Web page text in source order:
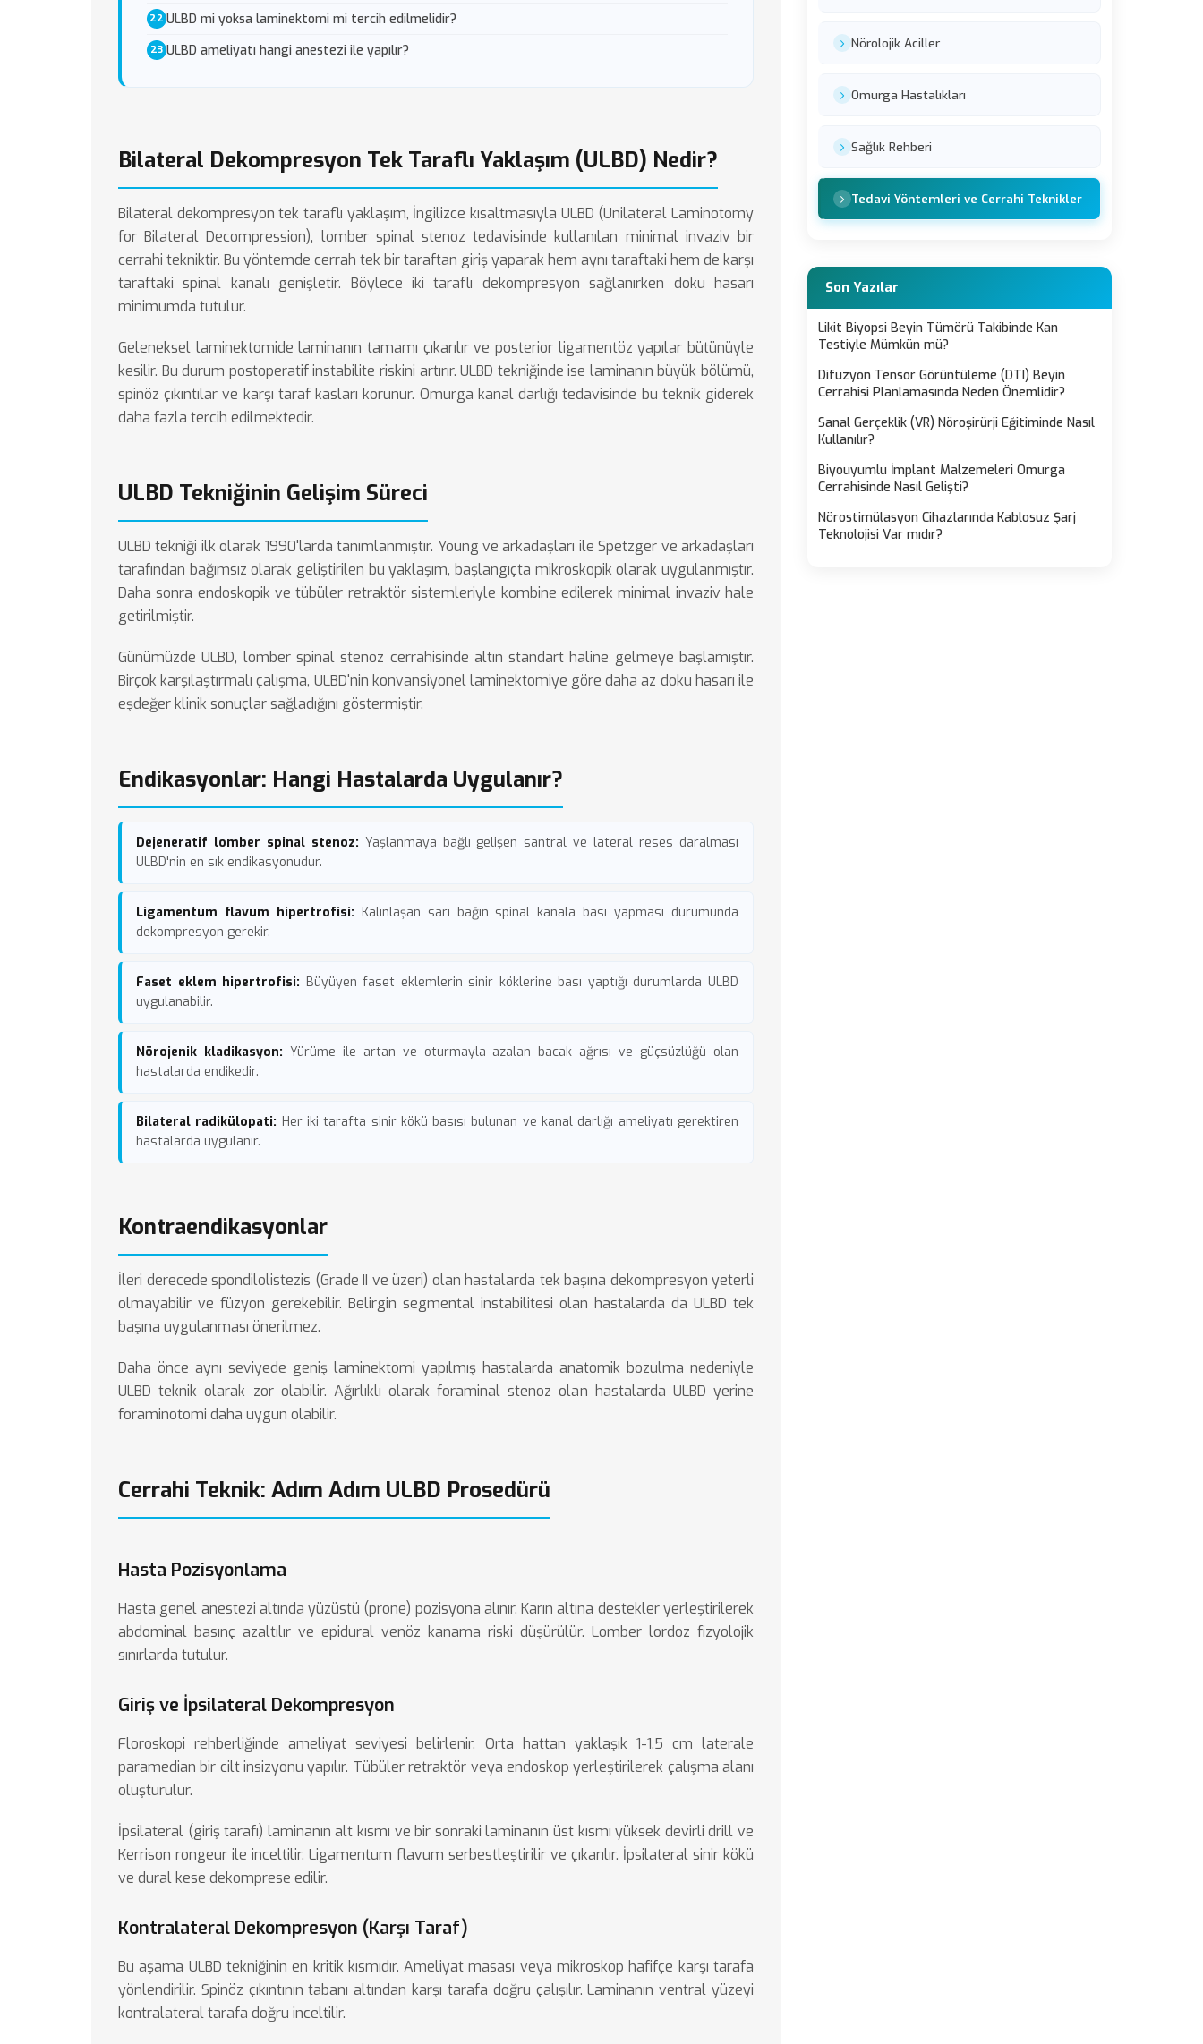
ULBD mi yoksa laminektomi mi tercih edilmelidir?
ULBD ameliyatı hangi anestezi ile yapılır?
Bilateral Dekompresyon Tek Taraflı Yaklaşım (ULBD) Nedir?
Bilateral dekompresyon tek taraflı yaklaşım, İngilizce kısaltmasıyla ULBD (Unilateral Laminotomy
for Bilateral Decompression), lomber spinal stenoz tedavisinde kullanılan minimal invaziv bir
cerrahi tekniktir. Bu yöntemde cerrah tek bir taraftan giriş yaparak hem aynı taraftaki hem de karşı
taraftaki spinal kanalı genişletir. Böylece iki taraflı dekompresyon sağlanırken doku hasarı
minimumda tutulur.
Geleneksel laminektomide laminanın tamamı çıkarılır ve posterior ligamentöz yapılar bütünüyle
kesilir. Bu durum postoperatif instabilite riskini artırır. ULBD tekniğinde ise laminanın büyük bölümü,
spinöz çıkıntılar ve karşı taraf kasları korunur. Omurga kanal darlığı tedavisinde bu teknik giderek
daha fazla tercih edilmektedir.
ULBD Tekniğinin Gelişim Süreci
ULBD tekniği ilk olarak 1990'larda tanımlanmıştır. Young ve arkadaşları ile Spetzger ve arkadaşları
tarafından bağımsız olarak geliştirilen bu yaklaşım, başlangıçta mikroskopik olarak uygulanmıştır.
Daha sonra endoskopik ve tübüler retraktör sistemleriyle kombine edilerek minimal invaziv hale
getirilmiştir.
Günümüzde ULBD, lomber spinal stenoz cerrahisinde altın standart haline gelmeye başlamıştır.
Birçok karşılaştırmalı çalışma, ULBD'nin konvansiyonel laminektomiye göre daha az doku hasarı ile
eşdeğer klinik sonuçlar sağladığını göstermiştir.
Endikasyonlar: Hangi Hastalarda Uygulanır?
Dejeneratif lomber spinal stenoz: Yaşlanmaya bağlı gelişen santral ve lateral reses daralması
ULBD'nin en sık endikasyonudur.
Ligamentum flavum hipertrofisi: Kalınlaşan sarı bağın spinal kanala bası yapması durumunda
dekompresyon gerekir.
Faset eklem hipertrofisi: Büyüyen faset eklemlerin sinir köklerine bası yaptığı durumlarda ULBD
uygulanabilir.
Nörojenik kladikasyon: Yürüme ile artan ve oturmayla azalan bacak ağrısı ve güçsüzlüğü olan
hastalarda endikedir.
Bilateral radikülopati: Her iki tarafta sinir kökü basısı bulunan vekanal darlığı ameliyatı gerektiren
hastalarda uygulanır.
Kontraendikasyonlar
İleri derecede spondilolistezis (Grade II ve üzeri) olan hastalarda tek başına dekompresyon yeterli
olmayabilir ve füzyon gerekebilir. Belirgin segmental instabilitesi olan hastalarda da ULBD tek
başına uygulanması önerilmez.
Daha önce aynı seviyede geniş laminektomi yapılmış hastalarda anatomik bozulma nedeniyle
ULBD teknik olarak zor olabilir. Ağırlıklı olarak foraminal stenoz olan hastalarda ULBD yerine
foraminotomi daha uygun olabilir.
Cerrahi Teknik: Adım Adım ULBD Prosedürü
Hasta Pozisyonlama
Hasta genel anestezi altında yüzüstü (prone) pozisyona alınır. Karın altına destekler yerleştirilerek
abdominal basınç azaltılır ve epidural venöz kanama riski düşürülür. Lomber lordoz fizyolojik
sınırlarda tutulur.
Giriş ve İpsilateral Dekompresyon
Floroskopi rehberliğinde ameliyat seviyesi belirlenir. Orta hattan yaklaşık 1-1.5 cm laterale
paramedian bir cilt insizyonu yapılır. Tübüler retraktör veya endoskop yerleştirilerek çalışma alanı
oluşturulur.
İpsilateral (giriş tarafı) laminanın alt kısmı ve bir sonraki laminanın üst kısmı yüksek devirli drill ve
Kerrison rongeur ile inceltilir. Ligamentum flavum serbestleştirilir ve çıkarılır. İpsilateral sinir kökü
ve dural kese dekomprese edilir.
Kontralateral Dekompresyon (Karşı Taraf)
Bu aşama ULBD tekniğinin en kritik kısmıdır. Ameliyat masası veya mikroskop hafifçe karşı tarafa
yönlendirilir. Spinöz çıkıntının tabanı altından karşı tarafa doğru çalışılır. Laminanın ventral yüzeyi
kontralateral tarafa doğru inceltilir.
Nörolojik Aciller
Omurga Hastalıkları
Sağlık Rehberi
Tedavi Yöntemleri ve Cerrahi Teknikler
Son Yazılar
Likit Biyopsi Beyin Tümörü Takibinde Kan
Testiyle Mümkün mü?
Difuzyon Tensor Görüntüleme (DTI) Beyin
Cerrahisi Planlamasında Neden Önemlidir?
Sanal Gerçeklik (VR) Nöroşirürji Eğitiminde Nasıl
Kullanılır?
Biyouyumlu İmplant Malzemeleri Omurga
Cerrahisinde Nasıl Gelişti?
Nörostimülasyon Cihazlarında Kablosuz Şarj
Teknolojisi Var mıdır?